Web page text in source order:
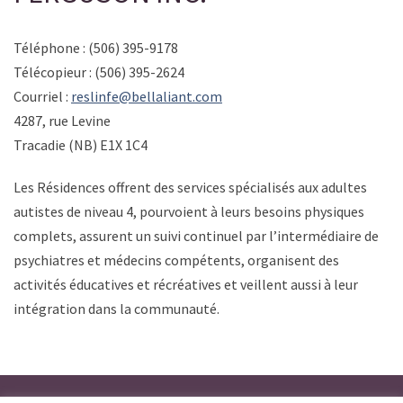
Téléphone : (506) 395-9178
Télécopieur : (506) 395-2624
Courriel : reslinfe@bellaliant.com
4287, rue Levine
Tracadie (NB) E1X 1C4
Les Résidences offrent des services spécialisés aux adultes
autistes de niveau 4, pourvoient à leurs besoins physiques
complets, assurent un suivi continuel par l’intermédiaire de
psychiatres et médecins compétents, organisent des
activités éducatives et récréatives et veillent aussi à leur
intégration dans la communauté.